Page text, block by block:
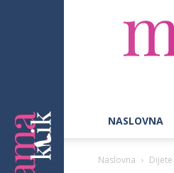
NASLOVNA
Naslovna Dijete